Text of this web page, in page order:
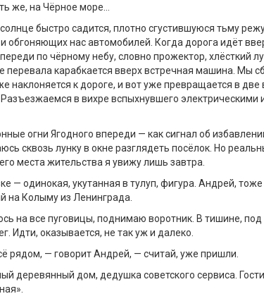
же, на Чёрное море…
быстро садится, плотно сгустившуюся тьму
обгоняющих нас автомобилей. Когда дорога идёт
по чёрному небу, словно прожектор, хлёсткий
перевала карабкается вверх встречная машина. Мы
наклоняется к дороге, и вот уже превращается в две
в вихре вспыхнувшего электрическими
огни Ягодного впереди — как сигнал об
сквозь лунку в окне разглядеть посёлок. Но
места жительства я увижу лишь завтра.
— одинокая, укутанная в тулуп, фигура. Андрей,
на Колыму из Ленинграда.
на все пуговицы, поднимаю воротник. В тишине, под
Идти, оказывается, не так уж и далеко.
рядом, — говорит Андрей, — считай, уже пришли.
деревянный дом, дедушка советского сервиса.